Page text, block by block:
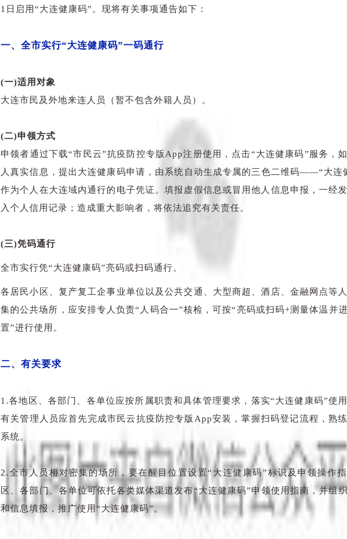
1日启用“大连健康码”。现将有关事项通告如下：
一、全市实行“大连健康码”一码通行
(一)适用对象
大连市民及外地来连人员（暂不包含外籍人员）。
(二)申领方式
申领者通过下载“市民云”抗疫防控专版App注册使用，点击“大连健康码”服务，
人真实信息，提出大连健康码申请，由系统自动生成专属的三色二维码——“大连
作为个人在大连域内通行的电子凭证。填报虚假信息或冒用他人信息申报，一经
入个人信用记录；造成重大影响者，将依法追究有关责任。
(三)凭码通行
全市实行凭“大连健康码”亮码或扫码通行。
各居民小区、复产复工企事业单位以及公共交通、大型商超、酒店、金融网点等
集的公共场所，应安排专人负责“人码合一”核检，可按“亮码或扫码+测量体温并
置”进行使用。
二、有关要求
1.各地区、各部门、各单位应按所属职责和具体管理要求，落实“大连健康码”使
有关管理人员应首先完成市民云抗疫防控专版App安装，掌握扫码登记流程，熟
系统。
2.全市人员相对密集的场所，要在醒目位置设置“大连健康码”标识及申领操作
区、各部门、各单位可依托各类媒体渠道发布“大连健康码”申领使用指南，并组织
和信息填报，推广使用“大连健康码”。